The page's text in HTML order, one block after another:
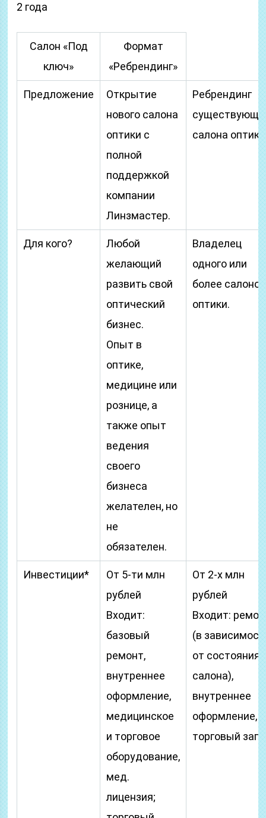
2 года
Салон «Под
ключ»
Формат
«Ребрендинг»
Предложение
Открытие
нового салона
оптики с
полной
поддержкой
компании
Линзмастер.
Ребрендинг
салона
Для кого?
Любой
желающий
развить свой
оптический
бизнес.
Опыт в
оптике,
медицине или
рознице, а
также опыт
ведения
своего
бизнеса
желателен, но
не
обязателен.
Владелец
одного или
более салонов
оптики.
Инвестиции*
От 5-ти млн
рублей
Входит:
базовый
ремонт,
внутреннеe
оформление,
медицинское
и торговое
оборудование,
мед.
лицензия;
От 2-х млн
рублей
Входит:
(в
от состояния
салона),
внутреннее
оформление,
торговый